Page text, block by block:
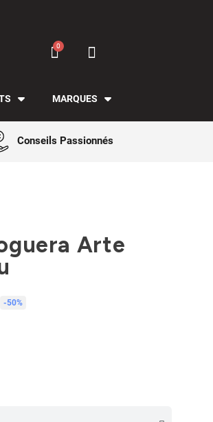
MARQUES
Conseils Passionnés
Arte
-50%